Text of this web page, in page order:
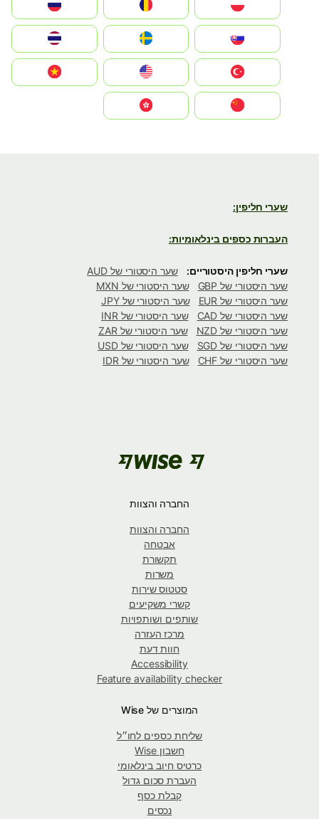
România
Slovensko
United States
Vietnam
שערי חליפין:
העברות כספים בינלאומיות:
שערי חליפין היסטוריים:
שער היסטורי של AUD
שער היסטורי של GBP
שער היסטורי של MXN
שער היסטורי של EUR
שער היסטורי של JPY
שער היסטורי של CAD
שער היסטורי של INR
שער היסטורי של NZD
שער היסטורי של ZAR
שער היסטורי של SGD
שער היסטורי של USD
שער היסטורי של CHF
שער היסטורי של IDR
החברה והצוות
החברה והצוות
אבטחה
תקשורת
משרות
סטטוס שירות
קשרי משקיעים
שותפים ושותפויות
מרכז העזרה
חוות דעת
Accessibility
Feature availability checker
המוצרים של Wise
שליחת כספים לחו״ל
חשבון Wise
כרטיס חיוב בינלאומי
העברת סכום גדול
קבלת כסף
נכסים